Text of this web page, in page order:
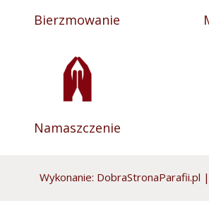
Bierzmowanie
Namaszczenie
Wykonanie: DobraStronaParafii.pl |